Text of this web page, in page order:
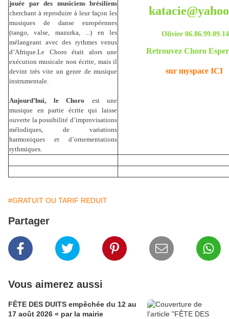
jouée par des musiciens brésiliens
cherchant à reproduire à leur façon les
musiques de danse européennes
(tango, valse, mazurka, ...) en les
mélangeant avec des rythmes venus
d’Afrique.Le Choro était alors une
exécution musicale non écrite, mais il
devint très vite un genre de musique
instrumentale.
Aujourd’hui, le Choro est une
musique en partie écrite qui laisse
ouverte la possibilité d’improvisations
mélodiques, de variations
harmoniques et d’ornementations
rythmiques.
Olivier 06.86.99.09.14
Retrouvez Choro
sur myspace ICI
#GRATUIT OU TARIF REDUIT
Partager
Vous aimerez aussi
FÊTE DES DUITS empêchée du 12 au
17 août 2026 « par la mairie